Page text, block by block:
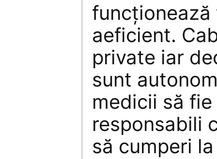
aeficient.
private iar
sunt
medicii să
responsabili
să cumperi